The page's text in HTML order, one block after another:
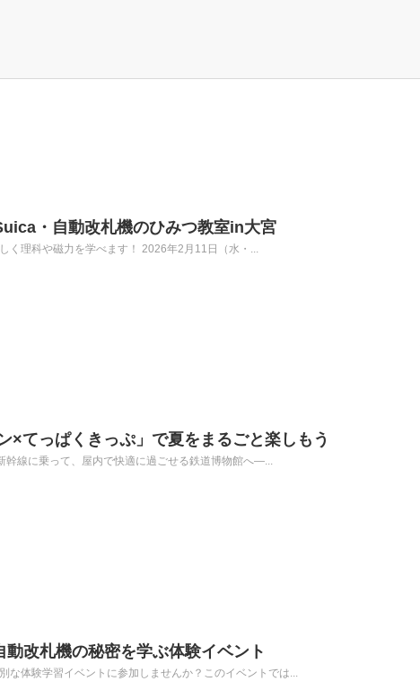
・自動改札機のひみつ教室in大宮
く理科や磁力を学べます！ 2026年2月11日（水・...
×てっぱくきっぷ」で夏をまるごと楽しもう
幹線に乗って、屋内で快適に過ごせる鉄道博物館へ―...
改札機の秘密を学ぶ体験イベント
な体験学習イベントに参加しませんか？このイベントでは...